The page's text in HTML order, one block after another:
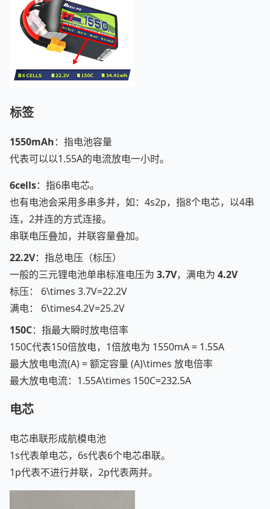
标签
1550mAh：指电池容量
代表可以以1.55A的电流放电一小时。
6cells：指6串电芯。
也有电池会采用多串多并，如：4s2p，指8个电芯，以4串
连，2并连的方式连接。
串联电压叠加，并联容量叠加。
22.2V：指总电压（标压）
一般的三元锂电池单串标准电压为 3.7V，满电为 4.2V
标压： 6\times 3.7V=22.2V
满电： 6\times4.2V=25.2V
150C：指最大瞬时放电倍率
150C代表150倍放电，1倍放电为 1550mA = 1.55A
最大放电电流(A) = 额定容量 (A)\times 放电倍率
最大放电电流： 1.55A\times 150C=232.5A
电芯
电芯串联形成航模电池
1s代表单电芯，6s代表6个电芯串联。
1p代表不进行并联，2p代表两并。